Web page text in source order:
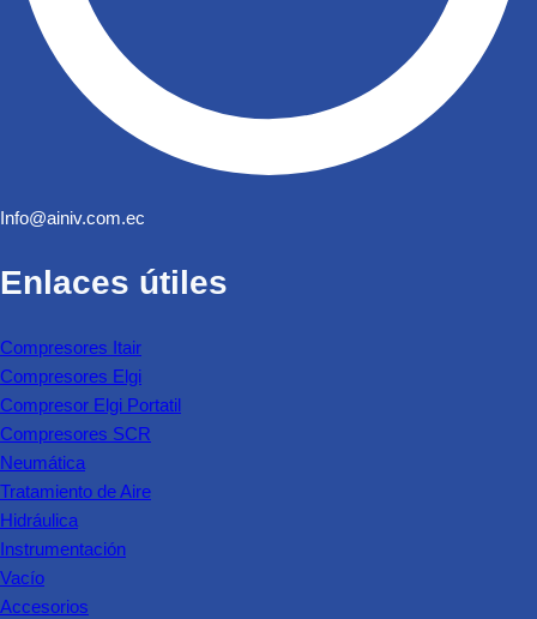
Info@ainiv.com.ec
Enlaces útiles
Compresores Itair
Compresores Elgi
Compresor Elgi Portatil
Compresores SCR
Neumática
Tratamiento de Aire
Hidráulica
Instrumentación
Vacío
Accesorios